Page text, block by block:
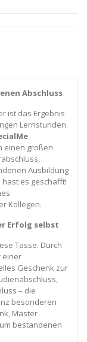
Abschluss
ist das Ergebnis
Lernstunden.
einen großen
Ausbildung
es geschafft!
Kollegen.
Erfolg selbst
Tasse. Durch
einer
Geschenk zur
– die
besonderen
Master
bestandenen